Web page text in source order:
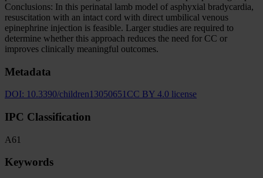
Conclusions: In this perinatal lamb model of asphyxial bradycardia,
resuscitation with an intact cord with direct umbilical venous
epinephrine injection is feasible. Larger studies are required to
determine whether this approach reduces the need for CC or
improves clinically meaningful outcomes.
Metadata
DOI: 10.3390/children13050651 CC BY 4.0 license
IPC Classification
A61
Keywords